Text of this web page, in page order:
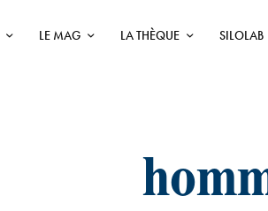
LE MAG LA THÈQUE SILOLAB